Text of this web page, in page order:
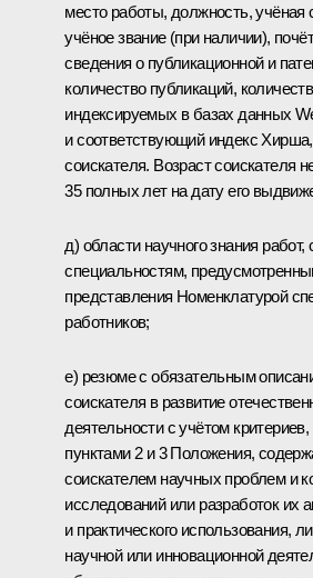
место работы, должность, учёная
учёное звание (при наличии),
сведения о публикационной и
количество публикаций,
индексируемых в базах данных
и соответствующий индекс
соискателя. Возраст соискателя
35 полных лет на дату его
д) области научного знания
специальностям,
представления Номенклатурой
работников;
е) резюме с обязательным
соискателя в развитие
деятельности с учётом
пунктами 2 и 3 Положения,
соискателем научных проблем и
исследований или разработок их
и практического использования,
научной или инновационной